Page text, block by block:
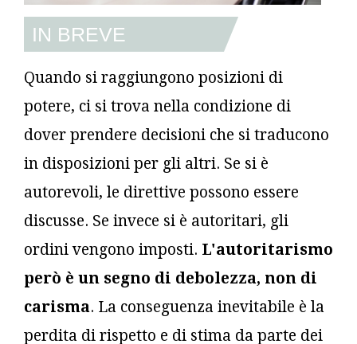
IN BREVE
Quando si raggiungono posizioni di
potere, ci si trova nella condizione di
dover prendere decisioni che si traducono
in disposizioni per gli altri. Se si è
autorevoli, le direttive possono essere
discusse. Se invece si è autoritari, gli
ordini vengono imposti. L'autoritarismo
però è un segno di debolezza, non di
carisma. La conseguenza inevitabile è la
perdita di rispetto e di stima da parte dei